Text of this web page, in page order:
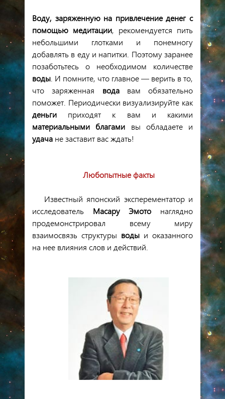
Воду, заряженную на привлечение денег с
помощью медитации, рекомендуется пить
небольшими
глотками и
понемногу
добавлять в еду и напитки. Поэтомузаранее
позаботьтесь
о необходимом
количестве
воды. И помните, что главное— верить вто,
что
заряженная вода вам
обязательно
поможет. Периодически визуализируйте как
деньги
приходят к вам и
какими
материальными благами вы обладаете и
удача незаставит васждать!
Любопытные факты
Известный японский эксперементатор и
исследователь Масару Эмото наглядно
продемонстрировал всему миру
взаимосвязь структуры воды и оказанного
на нее влияния слов и действий.